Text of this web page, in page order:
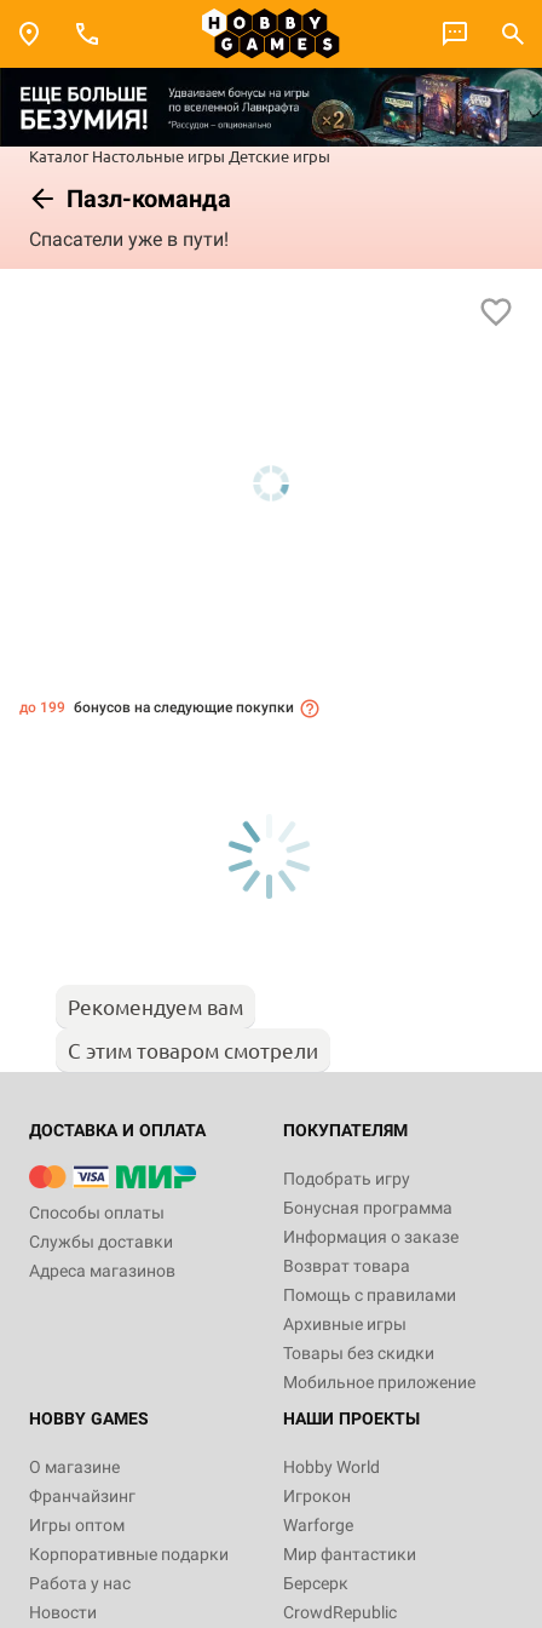
Каталог Настольные игры Детские игры
Пазл-команда
Спасатели уже в пути!
до 199 бонусов на следующие покупки
Рекомендуем вам
С этим товаром смотрели
ДОСТАВКА И ОПЛАТА
Способы оплаты
Службы доставки
Адреса магазинов
ПОКУПАТЕЛЯМ
Подобрать игру
Бонусная программа
Информация о заказе
Возврат товара
Помощь с правилами
Архивные игры
Товары без скидки
Мобильное приложение
HOBBY GAMES
О магазине
Франчайзинг
Игры оптом
Корпоративные подарки
Работа у нас
Новости
НАШИ ПРОЕКТЫ
Hobby World
Игрокон
Warforge
Мир фантастики
Берсерк
CrowdRepublic